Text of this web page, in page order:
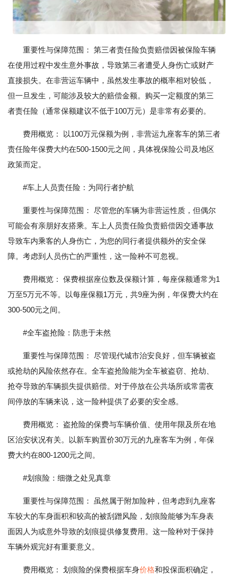
重要性与保障范围： 第三者责任险负责赔偿因被保险车辆
在使用过程中发生意外事故，导致第三者遭受人身伤亡或财产
直接损失。在非营运车辆中，虽然发生事故的概率相对较低，
但一旦发生，可能涉及较大的赔偿金额。购买一定额度的第三
者责任险（通常保额建议不低于100万元）是非常有必要的。
费用概览： 以100万元保额为例，非营运九座客车的第三者
责任险年保费大约在500-1500元之间，具体视保险公司及地区
政策而定。
#车上人员责任险：为同行者护航
重要性与保障范围： 尽管您的车辆为非营运性质，但偶尔
可能会有亲朋好友搭乘。车上人员责任险负责赔偿因交通事故
导致车内乘客的人身伤亡，为您的同行者提供额外的安全保
障。考虑到人员伤亡的严重性，这一险种不可忽视。
费用概览： 保费根据座位数及保额计算，每座保额通常为1
万至5万元不等。以每座保额1万元，共9座为例，年保费大约在
300-500元之间。
#全车盗抢险：防患于未然
重要性与保障范围： 尽管现代城市治安良好，但车辆被盗
或抢劫的风险依然存在。全车盗抢险能为全车被盗窃、抢劫、
抢夺导致的车辆损失提供赔偿。对于停放在公共场所或常需夜
间停放的车辆来说，这一险种提供了必要的安全感。
费用概览： 盗抢险的保费与车辆价值、使用年限及所在地
区治安状况有关。以新车购置价30万元的九座客车为例，年保
费大约在800-1200元之间。
#划痕险：细微之处见真章
重要性与保障范围： 虽然属于附加险种，但考虑到九座客
车较大的车身面积和较高的被刮蹭风险，划痕险能够为车身表
面因人为或意外导致的划痕提供修复费用。这一险种对于保持
车辆外观完好有重要意义。
费用概览： 划痕险的保费根据车身价格和投保面积确定，